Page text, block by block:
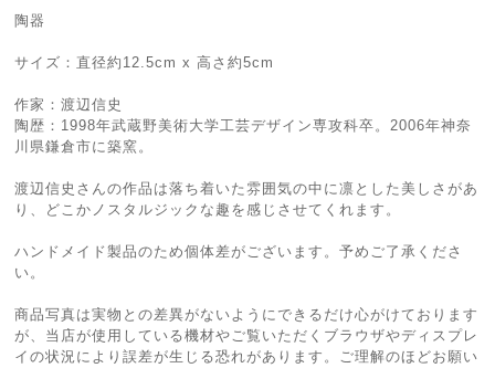
陶器
サイズ：直径約12.5cm x 高さ約5cm
作家：渡辺信史
陶歴：1998年武蔵野美術大学工芸デザイン専攻科卒。2006年神奈
川県鎌倉市に築窯。
渡辺信史さんの作品は落ち着いた雰囲気の中に凛とした美しさがあ
り、どこかノスタルジックな趣を感じさせてくれます。
ハンドメイド製品のため個体差がございます。予めご了承くださ
い。
商品写真は実物との差異がないようにできるだけ心がけております
が、当店が使用している機材やご覧いただくブラウザやディスプレ
イの状況により誤差が生じる恐れがあります。ご理解のほどお願い